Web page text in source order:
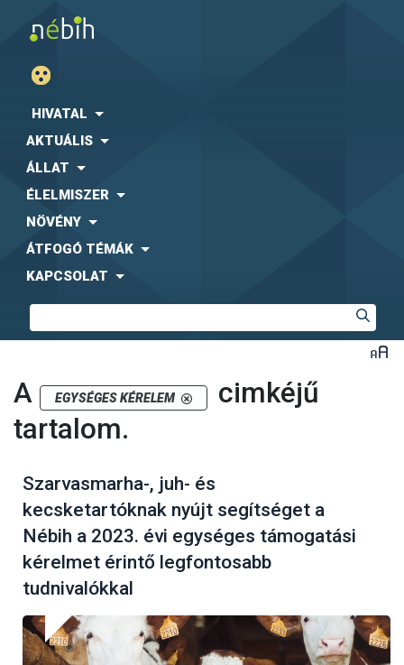
HIVATAL
AKTUÁLIS
ÁLLAT
ÉLELMISZER
NÖVÉNY
ÁTFOGÓ TÉMÁK
KAPCSOLAT
A EGYSÉGES KÉRELEM
cimkéjű
tartalom.
Szarvasmarha-, juh- és
kecsketartóknak nyújt segítséget a
Nébih a 2023. évi egységes támogatási
kérelmet érintő legfontosabb
tudnivalókkal